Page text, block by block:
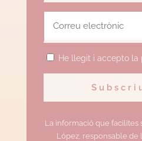
He llegit i accepto la
La informació que facilites
López, responsable de